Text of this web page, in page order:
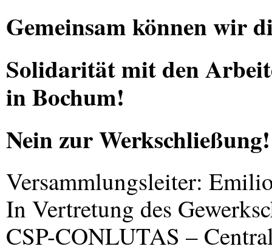
Gemeinsam können wir
Solidarität mit den
in Bochum!
Nein zur Werkschließung!
Versammlungsleiter:
In Vertretung des
CSP-CONLUTAS –